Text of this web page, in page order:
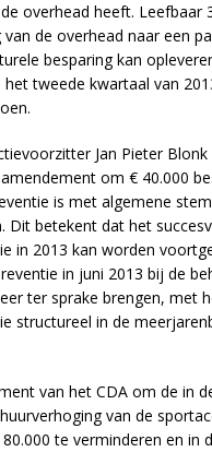
overhead heeft. Leefbaar
de overhead naar een
besparing kan
het tweede kwartaal van
Jan Pieter Blonk
om € 40.000
is met algemene
Dit betekent dat het
in 2013 kan worden
in juni 2013 bij de
ter sprake brengen, met
structureel in de
van het CDA om de in
van de
te verminderen en in